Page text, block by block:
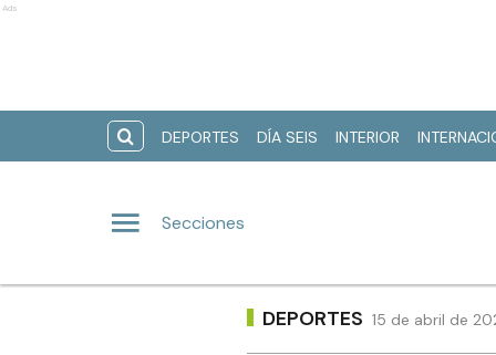
Ads
DEPORTES DÍA SEIS INTERIOR
Secciones
DEPORTES 15 de abril de